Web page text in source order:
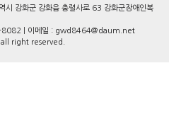
시 강화군 강화읍 충렬사로 63 강화군장애인복
| 이메일 : gwd8464@daum.net
right reserved.